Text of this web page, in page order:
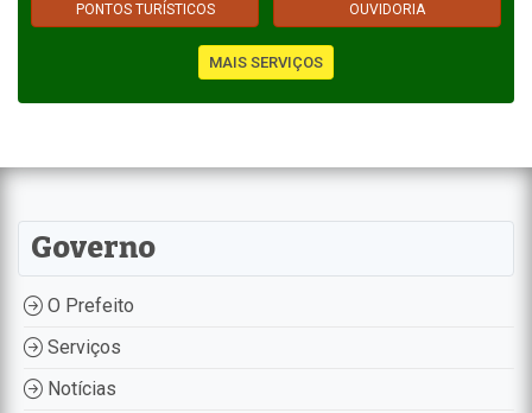
PONTOS TURÍSTICOS OUVIDORIA
MAIS SERVIÇOS
Governo
O Prefeito
Serviços
Notícias